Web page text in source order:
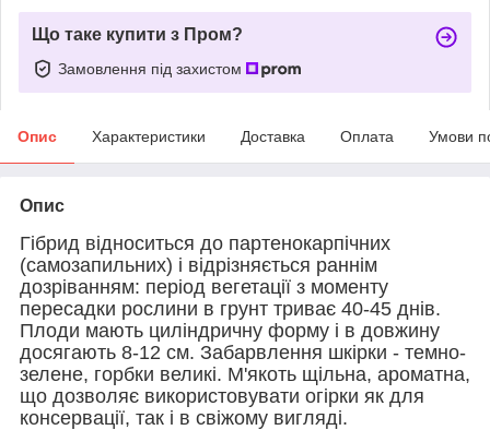
Що таке купити з Пром?
Замовлення під захистом
Опис Характеристики Доставка Оплата Умови
Опис
Гібрид відноситься до партенокарпічних
(самозапильних) і відрізняється раннім
дозріванням: період вегетації з моменту
пересадки рослини в грунт триває 40-45 днів.
Плоди мають циліндричну форму і в довжину
досягають 8-12 см. Забарвлення шкірки - темно-
зелене, горбки великі. М'якоть щільна, ароматна,
що дозволяє використовувати огірки як для
консервації, так і в свіжому вигляді.